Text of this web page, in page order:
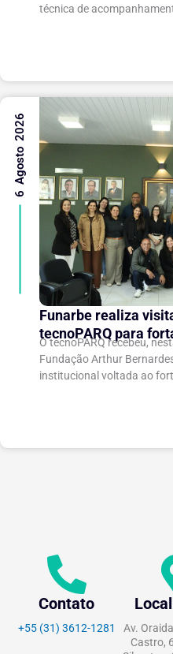
técnica de
Funarbe realiza
tecnoPARQ para
gestão da inovação
O tecnoPARQ recebeu,
Fundação Arthur
institucional voltada ao
6 Agosto 2026
Contato
+55 (31) 3612-1281
Av.
Castro,